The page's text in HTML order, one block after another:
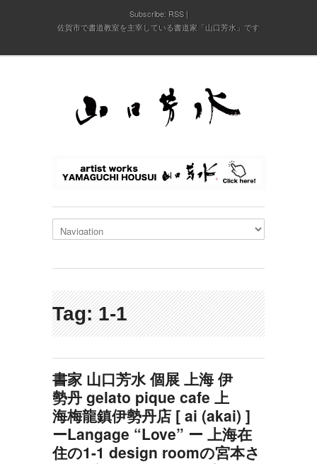
Subscribe: RSS
佐賀市で書道教室を主宰している書道家「山口芳水」です
Tag: 1-1
書家 山口芳水 個展 上海 伊
勢丹 gelato pique cafe 上
海梅龍鎮伊勢丹店 [ ai (akai) ]
ーLangage “Love” ー 上海在
住の1-1 design roomの宮本さ